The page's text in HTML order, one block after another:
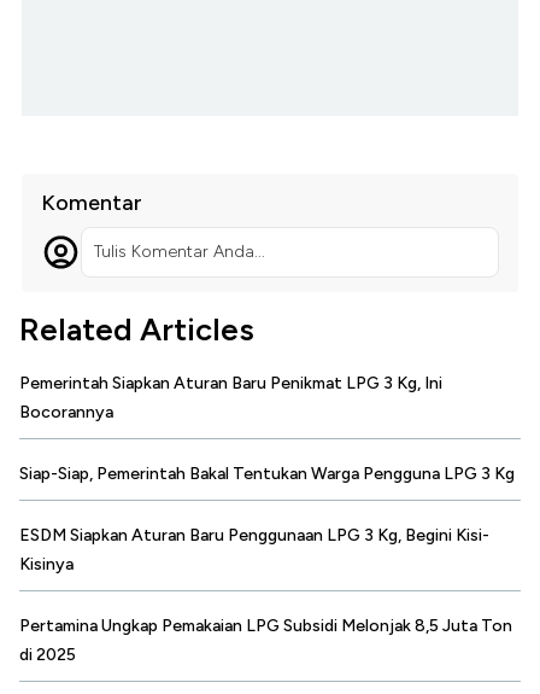
Komentar
Tulis Komentar Anda...
Related Articles
Pemerintah Siapkan Aturan Baru Penikmat LPG 3 Kg, Ini
Bocorannya
Siap-Siap, Pemerintah Bakal Tentukan Warga Pengguna LPG 3 Kg
ESDM Siapkan Aturan Baru Penggunaan LPG 3 Kg, Begini Kisi-
Kisinya
Pertamina Ungkap Pemakaian LPG Subsidi Melonjak 8,5 Juta Ton
di 2025